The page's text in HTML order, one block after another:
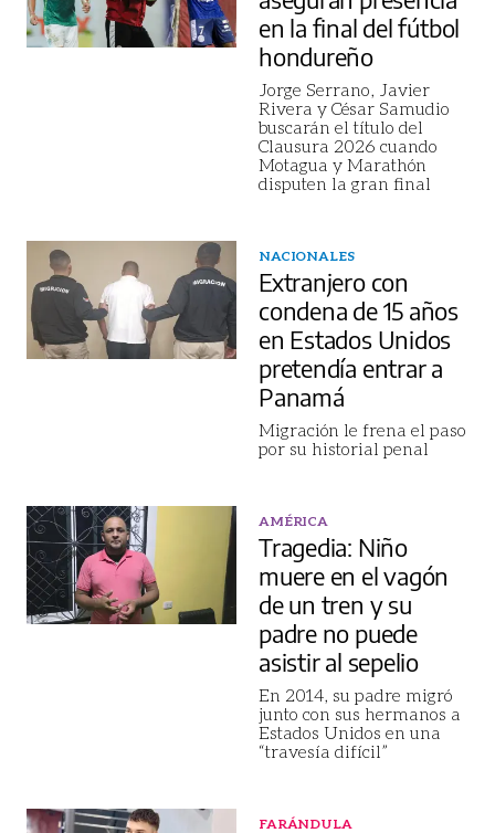
en la final del fútbol
hondureño
Jorge Serrano, Javier
Rivera y César Samudio
buscarán el título del
Clausura 2026 cuando
Motagua y Marathón
disputen la gran final
NACIONALES
Extranjero con
condena de 15 años
en Estados Unidos
pretendía entrar a
Panamá
Migración le frena el paso
por su historial penal
AMÉRICA
Tragedia: Niño
muere en el vagón
de un tren y su
padre no puede
asistir al sepelio
En 2014, su padre migró
junto con sus hermanos a
Estados Unidos en una
“travesía difícil”
FARÁNDULA